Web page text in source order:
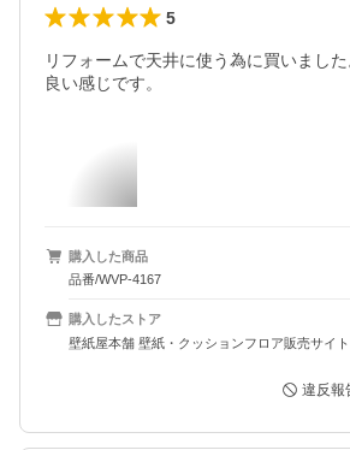
5
リフォームで天井に使う為に買いまし
良い感じです。
購入した商品
品番/WVP-4167
購入したストア
壁紙屋本舗 壁紙・クッションフロア販売サイト
違反報